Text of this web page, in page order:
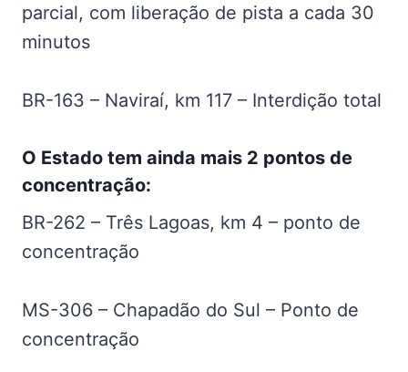
parcial, com liberação de pista a cada 30
minutos
BR-163 – Naviraí, km 117 – Interdição total
O Estado tem ainda mais 2 pontos de
concentração:
BR-262 – Três Lagoas, km 4 – ponto de
concentração
MS-306 – Chapadão do Sul – Ponto de
concentração